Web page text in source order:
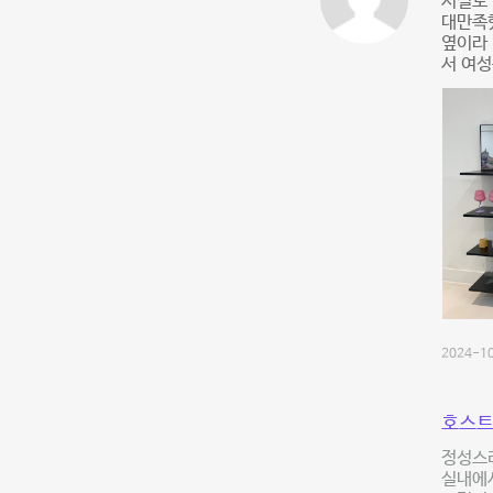
대만
옆이
서 여
2024-
호스
정성스
실내에